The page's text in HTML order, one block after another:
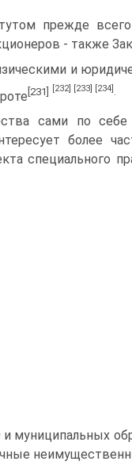
прежде
- также
и
[231] [232] [233] [234] .
сами по
более
специального
муниципальных